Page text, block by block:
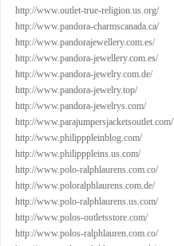
http://www.outlet-true-religion.us.org/
http://www.pandora-charmscanada.ca/
http://www.pandorajewellery.com.es/
http://www.pandora-jewellery.com.es/
http://www.pandora-jewelry.com.de/
http://www.pandora-jewelry.top/
http://www.pandora-jewelrys.com/
http://www.parajumpersjacketsoutlet.com/
http://www.philipppleinblog.com/
http://www.philipppleins.us.com/
http://www.polo-ralphlaurens.com.co/
http://www.poloralphlaurens.com.de/
http://www.polo-ralphlaurens.us.com/
http://www.polos-outletsstore.com/
http://www.polos-ralphlauren.com.co/